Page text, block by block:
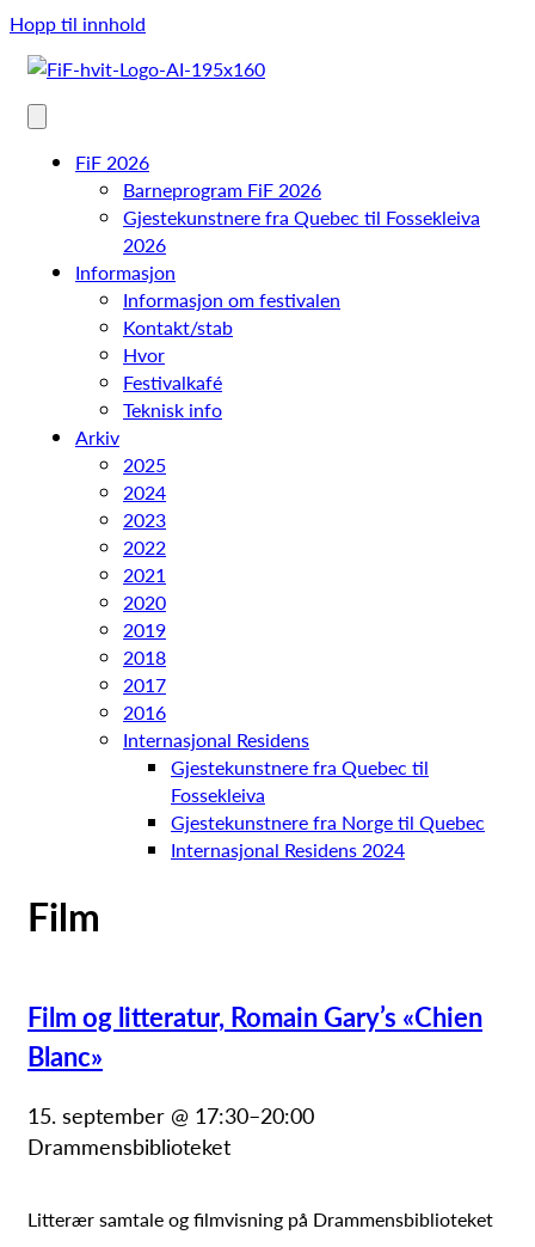
Hopp til innhold
FiF 2026
Barneprogram FiF 2026
Gjestekunstnere fra Quebec til Fossekleiva
2026
Informasjon
Informasjon om festivalen
Kontakt/stab
Hvor
Festivalkafé
Teknisk info
Arkiv
2025
2024
2023
2022
2021
2020
2019
2018
2017
2016
Internasjonal Residens
Gjestekunstnere fra Quebec til
Fossekleiva
Gjestekunstnere fra Norge til Quebec
Internasjonal Residens 2024
Film
Film og litteratur, Romain Gary’s «Chien
Blanc»
15. september @ 17:30–20:00
Drammensbiblioteket
Litterær samtale og filmvisning på Drammensbiblioteket